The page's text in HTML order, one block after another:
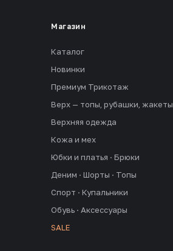
Магазин
Каталог
Новинки
Премиум Трикотаж
Верх — топы, рубашки, жакеты
Верхняя одежда
Кожа и мех
Юбки и платья · Брюки
Деним · Шорты · Топы
Спорт · Купальники
Обувь · Аксессуары
SALE